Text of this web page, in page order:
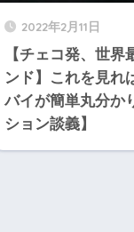
2022年2月11日
【チェコ発、世
ンド】これを見れ
バイが簡単丸分か
ション談義】